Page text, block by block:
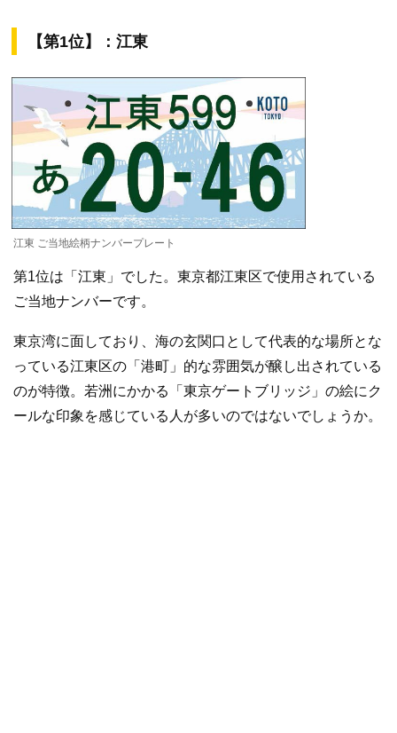
【第1位】：江東
江東 ご当地絵柄ナンバープレート
第1位は「江東」でした。東京都江東区で使用されている
ご当地ナンバーです。
東京湾に面しており、海の玄関口として代表的な場所とな
っている江東区の「港町」的な雰囲気が醸し出されている
のが特徴。若洲にかかる「東京ゲートブリッジ」の絵にク
ールな印象を感じている人が多いのではないでしょうか。